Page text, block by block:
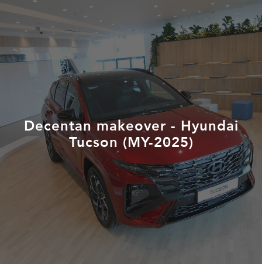
Decentan makeover - Hyundai
Tucson (MY-2025)